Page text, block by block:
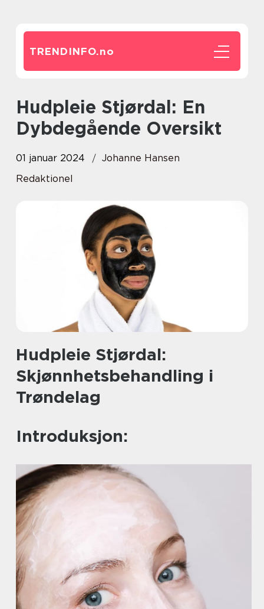
TRENDINFO.no
Hudpleie Stjørdal: En
Dybdegående Oversikt
01 januar 2024
Johanne Hansen
Redaktionel
Hudpleie Stjørdal:
Skjønnhetsbehandling i
Trøndelag
Introduksjon: